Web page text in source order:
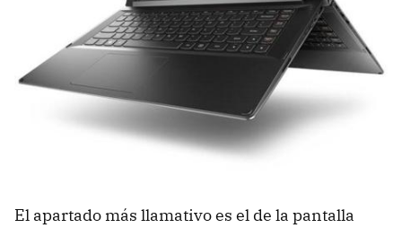
El apartado más llamativo es el de la pantalla